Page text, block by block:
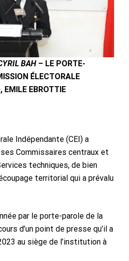
BAH – LE PORTE-
ÉLECTORALE
EMILE EBROTTIE
Indépendante (CEI) a
Commissaires centraux et
techniques, de bien
territorial qui a prévalu
par le porte-parole de la
d’un point de presse qu’il a
au siège de l’institution à